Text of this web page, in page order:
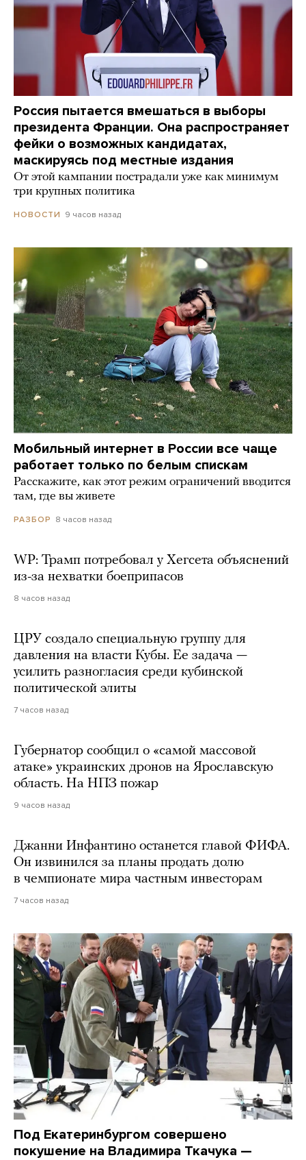
Россия пытается вмешаться в выборы
президента Франции. Она распространяет
фейки о возможных кандидатах,
маскируясь под местные издания
От этой кампании пострадали уже как минимум
три крупных политика
НОВОСТИ 9 часов назад
Мобильный интернет в России все чаще
работает только по белым спискам
Расскажите, как этот режим ограничений вводится
там, где вы живете
РАЗБОР 8 часов назад
WP: Трамп потребовал у Хегсета объяснений
из-за нехватки боеприпасов
8 часов назад
ЦРУ создало специальную группу для
давления на власти Кубы. Ее задача —
усилить разногласия среди кубинской
политической элиты
7 часов назад
Губернатор сообщил о «самой массовой
атаке» украинских дронов на Ярославскую
область. На НПЗ пожар
9 часов назад
Джанни Инфантино останется главой ФИФА.
Он извинился за планы продать долю
в чемпионате мира частным инвесторам
7 часов назад
Под Екатеринбургом совершено
покушение на Владимира Ткачука —